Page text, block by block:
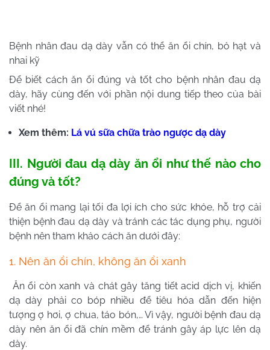
Bệnh nhân đau dạ dày vẫn có thể ăn ổi chín, bỏ hạt và
nhai kỹ
Để biết cách ăn ổi đúng và tốt cho bệnh nhân đau dạ
dày, hãy cùng đến với phần nội dung tiếp theo của bài
viết nhé!
Xem thêm: Lá vú sữa chữa trào ngược dạ dày
III. Người đau dạ dày ăn ổi như thế nào cho
đúng và tốt?
Để ăn ổi mang lại tối đa lợi ích cho sức khỏe, hỗ trợ cải
thiện bệnh đau dạ dày và tránh các tác dụng phụ, người
bệnh nên tham khảo cách ăn dưới đây:
1. Nên ăn ổi chín, không ăn ổi xanh
Ăn ổi còn xanh và chát gây tăng tiết acid dịch vị, khiến
dạ dày phải co bóp nhiều để tiêu hóa dẫn đến hiện
tượng ợ hơi, ợ chua, táo bón,… Vì vậy, người bệnh đau dạ
dày nên ăn ổi đã chín mềm để tránh gây áp lực lên dạ
dày.